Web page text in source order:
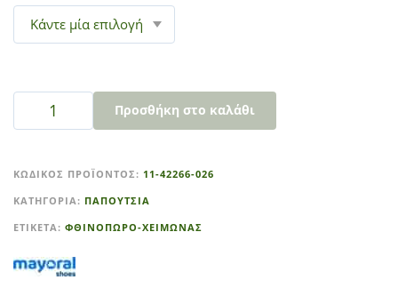
Προσθήκη στο καλάθι
t
e
r
a
ΚΩΔΙΚΌΣ ΠΡΟΪΌΝΤΟΣ: 11-42266-026
ΚΑΤΗΓΟΡΊΑ: ΠΑΠΟΥΤΣΙΑ
ΕΤΙΚΈΤΑ: ΦΘΙΝΟΠΩΡΟ-ΧΕΙΜΩΝΑΣ